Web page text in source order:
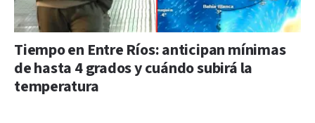
Tiempo en Entre Ríos: anticipan mínimas
de hasta 4 grados y cuándo subirá la
temperatura